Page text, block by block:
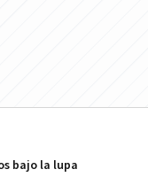
bajo la lupa